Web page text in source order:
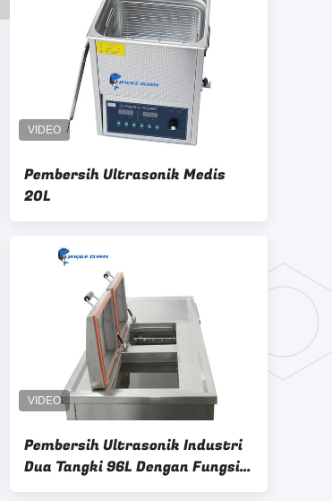
Pembersih Ultrasonik Medis
20L
Pembersih Ultrasonik Industri
Dua Tangki 96L Dengan Fungsi
Pembersihan Pemanasan Dan